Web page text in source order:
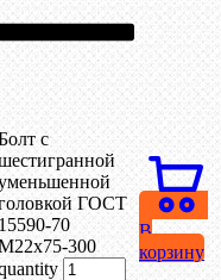
с
ГОСТ
15590-70
300
В
корзину